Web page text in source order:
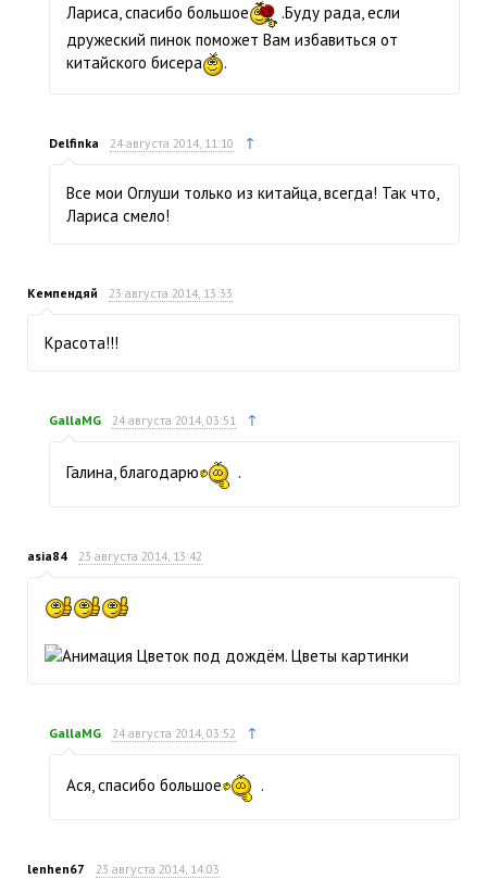
Лариса, спасибо большое
.Буду рада, если
дружеский пинок поможет Вам избавиться от
китайского бисера
.
Delfinka 24 августа 2014, 11:10 ↑
Все мои Оглуши только из китайца, всегда! Так что,
Лариса смело!
Кемпендяй 23 августа 2014, 13:33
Красота!!!
GallaMG 24 августа 2014, 03:51 ↑
Галина, благодарю .
asia84 23 августа 2014, 13:42
GallaMG 24 августа 2014, 03:52 ↑
Ася, спасибо большое .
lenhen67 23 августа 2014, 14:03